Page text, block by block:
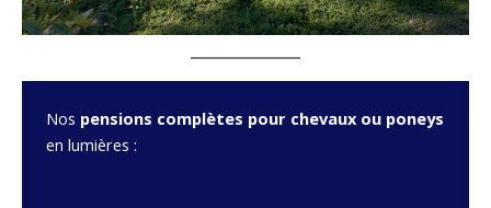
Nos pensions complètes pour chevaux ou poneys
en lumières :